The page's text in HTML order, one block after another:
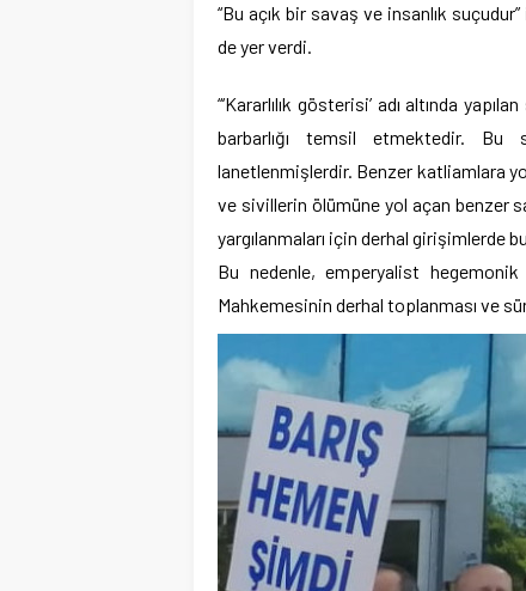
“Bu açık bir savaş ve insanlık
de yer verdi.
“‘Kararlılık gösterisi’ adı altında
barbarlığı temsil etmektedir. Bu
lanetlenmişlerdir. Benzer katliamlara
ve sivillerin ölümüne yol açan benzer
yargılanmaları için derhal girişimlerde
Bu nedenle, emperyalist
Mahkemesinin derhal toplanması ve